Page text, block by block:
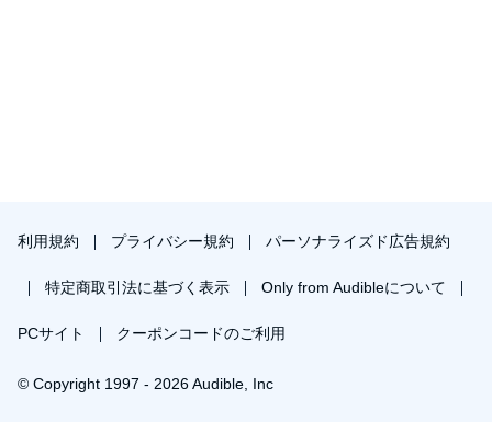
利用規約 プライバシー規約 パーソナライズド広告規約
特定商取引法に基づく表示 Only from Audibleについて
PCサイト クーポンコードのご利用
© Copyright 1997 - 2026 Audible, Inc